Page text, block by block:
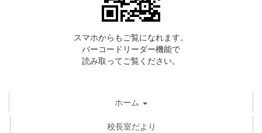
スマホからもご覧になれます。
バーコードリーダー機能で
読み取ってご覧ください。
ホーム
校長室だより